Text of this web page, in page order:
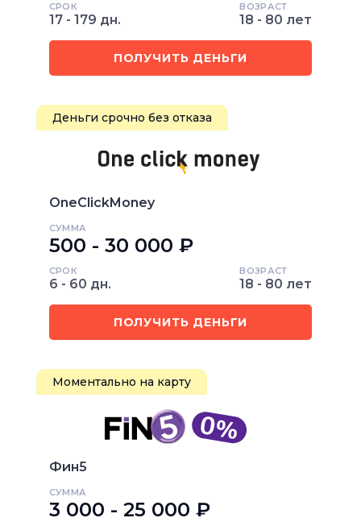
СРОК
17 - 179 дн.
ВОЗРАСТ
18 - 80 лет
ПОЛУЧИТЬ ДЕНЬГИ
Деньги срочно без отказа
OneClickMoney
СУММА
500 - 30 000 ₽
СРОК
6 - 60 дн.
ВОЗРАСТ
18 - 80 лет
ПОЛУЧИТЬ ДЕНЬГИ
Моментально на карту
Фин5
СУММА
3 000 - 25 000 ₽